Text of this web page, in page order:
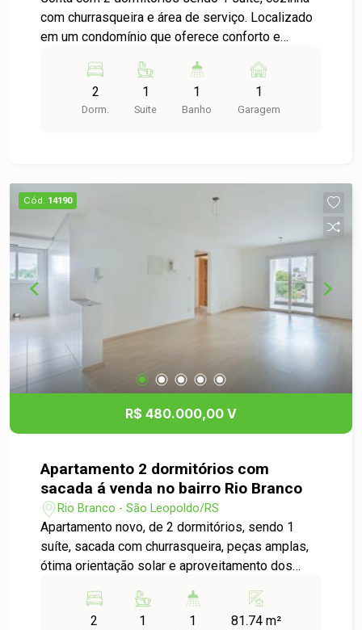
com churrasqueira e área de serviço. Localizado
em um condomínio que oferece conforto e
uma nova história em um espaço moderno e
acolhedor. Agende sua visita hoje e descubra seu
novo lar!
2
Dorm.
1
Suite
1
Banho
1
Garagem
Cód. 14190
R$ 480.000,00 V
Apartamento 2 dormitórios com
sacada á venda no bairro Rio Branco
Rio Branco - São Leopoldo/RS
Apartamento novo, de 2 dormitórios, sendo 1
suíte, sacada com churrasqueira, peças amplas,
ótima orientação solar e aproveitamento dos
salão de festas, playground e jardim. Vale a pena
2 1 1 81.74 m²